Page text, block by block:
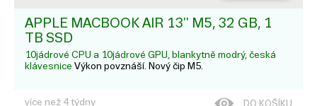
APPLE MACBOOK AIR 13'' M5, 32 GB, 1
TB SSD
10jádrové CPU a 10jádrové GPU, blankytně modrý, česká
klávesnice Výkon povznáší. Nový čip M5.
více než 4 týdny